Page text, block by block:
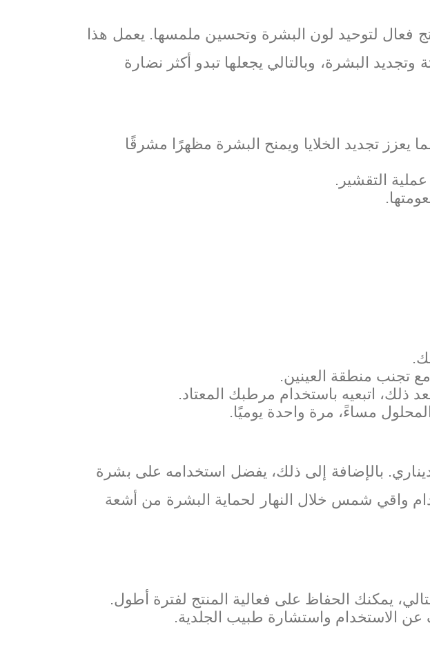
البشرة ذا اورديناري بحمض الجليكوليك 7٪ هو منتج فعال لتوحيد لون البشرة وتحسين ملمسها. يعمل هذا
البشرة، وبالتالي يجعلها تبدو أكثر نضارة
يعزز تجديد الخلايا ويمنح البشرة مظهرًا مشرقًا
التقشير.
تجنب منطقة العينين.
ذلك، اتبعيه باستخدام مرطبك المعتاد.
مساءً، مرة واحدة يوميًا.
بالإضافة إلى ذلك، يفضل استخدامه على بشرة
واقي شمس خلال النهار لحماية البشرة من أشعة
يمكنك الحفاظ على فعالية المنتج لفترة أطول.
عن الاستخدام واستشارة طبيب الجلدية.